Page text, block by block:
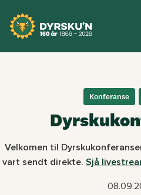
Konferanse
Velkomen til
vart sendt direkte. Sjå